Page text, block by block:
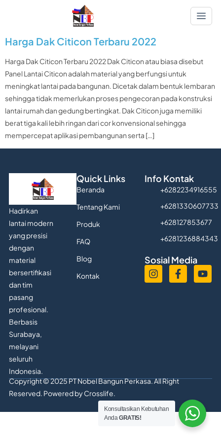
Harga Dak Citicon Terbaru 2022
Harga Dak Citicon Terbaru 2022 Dak Citicon atau biasa disebut
Panel Lantai Citicon adalah material yang berfungsi untuk
meningkat lantai pada bangunan. Dicetak dalam bentuk lembaran
sehingga tidak memerlukan proses pengecoran pada konstruksi
lantai rumah dan gedung bertingkat. Dak Citicon juga memiliki
berat tiga kali lebih ringan dari cor konvensional sehingga
mempercepat aplikasi pembangunan serta […]
Hadirkan
lantai modern
yang presisi
dengan
material
bersertifikasi
dan tim
pasang
profesional.
Berbasis
Surabaya,
melayani
seluruh
Indonesia.
Quick Links
Beranda
Tentang Kami
Produk
FAQ
Blog
Kontak
Info Kontak
+6282234916555
+6281330607733
+628127853677
+6281236884343
Sosial Media
Copyright © 2025 PT Nobel Bangun Perkasa. All Right
Reserved. Powered byCrosslife.
Konsultasikan Kebutuhan
AndaGRATIS!